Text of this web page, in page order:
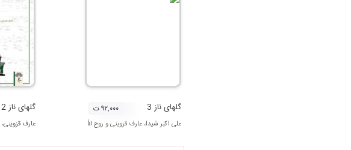
گلهای ناز 3
علی اکبر شیدا،عارف قزوینیو روح الله خالقی
۹۲,۰۰۰ ت گلهای ناز 2
عارف قزوینی،